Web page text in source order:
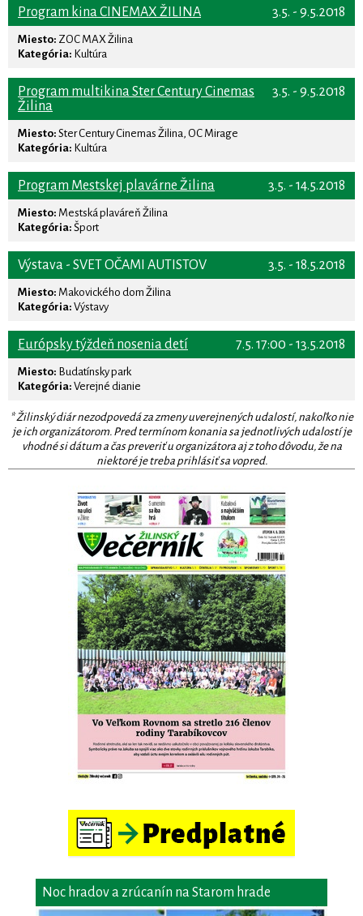
3.5. - 9.5.2018
Program kina CINEMAX ŽILINA
Miesto: ZOC MAX Žilina
Kategória: Kultúra
3.5. - 9.5.2018
Program multikina Ster Century Cinemas
Žilina
Miesto: Ster Century Cinemas Žilina, OC Mirage
Kategória: Kultúra
3.5. - 14.5.2018
Program Mestskej plavárne Žilina
Miesto: Mestská plaváreň Žilina
Kategória: Šport
3.5. - 18.5.2018
Výstava - SVET OČAMI AUTISTOV
Miesto: Makovického dom Žilina
Kategória: Výstavy
7.5. 17:00 - 13.5.2018
Európsky týždeň nosenia detí
Miesto: Budatínsky park
Kategória: Verejné dianie
* Žilinský diár nezodpovedá za zmeny uverejnených udalostí, nakoľko nie
je ich organizátorom. Pred termínom konania sa jednotlivých udalostí je
vhodné si dátum a čas preveriť u organizátora aj z toho dôvodu, že na
niektoré je treba prihlásiť sa vopred.
Noc hradov a zrúcanín na Starom hrade